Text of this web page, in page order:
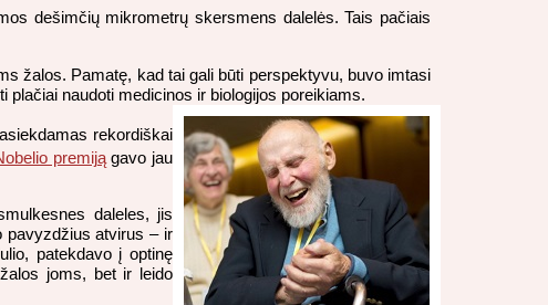
dešimčių mikrometrų skersmens dalelės. Tais pačiais
žalos. Pamatę, kad tai gali būti perspektyvu, buvo imtasi
plačiai naudoti medicinos ir biologijos poreikiams.
rekordiškai
premijągavo jau
daleles, jis
pavyzdžius atvirus – ir
patekdavo į optinę
joms, bet ir leido